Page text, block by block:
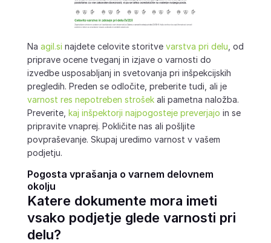
Na agil.si najdete celovite storitve varstva pri delu , od
priprave ocene tveganj in izjave o varnosti do
izvedbe usposabljanj in svetovanja pri inšpekcijskih
pregledih. Preden se odločite, preberite tudi, ali je
varnost res nepotreben strošekali pametna naložba.
Preverite, kaj inšpektorji najpogosteje preverjajo in se
pripravite vnaprej. Pokličite nas ali pošljite
povpraševanje. Skupaj uredimo varnost v vašem
podjetju.
Pogosta vprašanja o varnem delovnem
okolju
Katere dokumente mora imeti
vsako podjetje glede varnosti pri
delu?